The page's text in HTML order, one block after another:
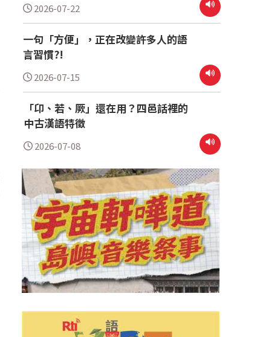
2026-07-22
一句「方便」，正在改變許多人的語
言習慣?!
2026-07-15
「卬、若、厥」還在用？四邑話裡的
中古漢語特徵
2026-07-08